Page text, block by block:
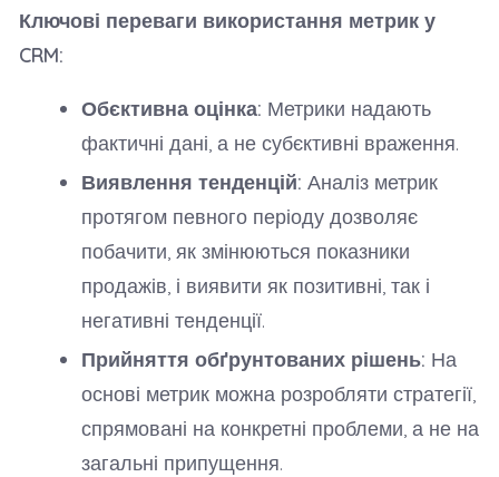
Ключові переваги використання метрик у
CRM:
Обєктивна оцінка: Метрики надають
фактичні дані, а не субєктивні враження.
Виявлення тенденцій: Аналіз метрик
протягом певного періоду дозволяє
побачити, як змінюються показники
продажів, і виявити як позитивні, так і
негативні тенденції.
Прийняття обґрунтованих рішень: На
основі метрик можна розробляти стратегії,
спрямовані на конкретні проблеми, а не на
загальні припущення.